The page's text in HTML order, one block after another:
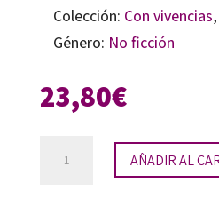
Colección: Con vivencias,
Género: No ficción
23,80€
AÑADIR AL